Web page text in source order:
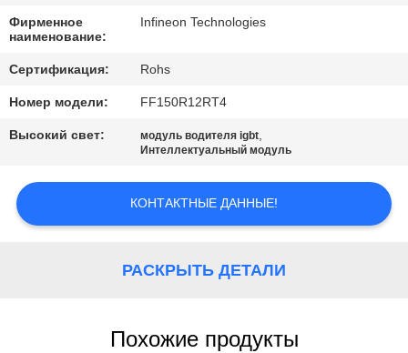
СВЯЖИТЕСЬ
С
НАМИ
КАРТА
КОНФИДЕНЦИАЛЬНОСТИ
Фирменное
наименование:
Infineon Technologies
Сертификация: Rohs
Номер модели: FF150R12RT4
Высокий свет: модуль водителя igbt,
Интеллектуальный модуль
КОНТАКТНЫЕ ДАННЫЕ!
РАСКРЫТЬ ДЕТАЛИ
Похожие продукты